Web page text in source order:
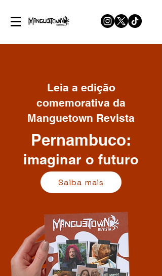
Leia a edição
comemorativa da
Manguetown Revista
Pernambuco:
imaginar o futuro
Saiba mais